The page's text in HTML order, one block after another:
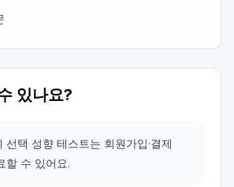
있나요?
선택 성향 테스트는 회원가입·결제
할 수 있어요.